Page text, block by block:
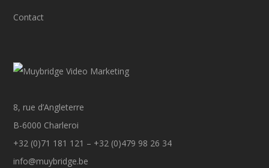
Contact
8, rue d’Angleterre
B-6000 Charleroi
+32 (0)71 181 121 – +32 (0)479 98 26 34
info@muybridge.be